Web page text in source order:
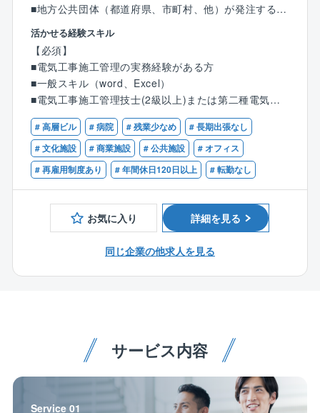
■地方公共団体（都道府県、市町村、他）が発注する建
設工事（電気設備工事、電気通信設備工事）の施工管
理をご担当いただきます。
※施工管理ポジションの求人であり、現場施工/作業は
伴いません。
■主要機器は大手電機メーカー製を採用し、据付/配線
工事に関する現場施工管理を担当して頂きます。
■現場業務内容は工程管理や品質管理のほか工事書類の
作成があります。
※規模によっては出張が発生いたしますが、宿泊費は企
業負担となるほか、土日は自宅に戻ることができる移
動費も個人負担はございません。
■エリア：主に大分県内
ポンプ場等)や河川関連施設(ダム、排水機場等)、建築
する備えなど、非常用電源に対する意識は益々高まっ
後、非常用発電設備の工事案件が増える見通しです。
そのような状況下において、ガスタービン発電設備の
活かせる経験スキル
【必須】
■電気工事施工管理の実務経験がある方
■一般スキル（word、Excel）
■電気工事施工管理技士(2級以上)または第二種電気工
事士いずれかお持ちの方
■普通自動車免許
【歓迎】
■管工事施工管理技士（1級/2級）
ギー管理士、危険物取扱い、簿記
■建築工事に精通しており、工事設計（搬入据付、配
管、電気、ダクト）が可能な方
# 高層ビル # 病院 # 残業少なめ
# 長期出張なし
# 文化施設
# 商業施設 # 公共施設
# オフィス
# 再雇用制度あり
# 年間休日120日以上 # 転勤なし
お気に入り 詳細を見る
同じ企業の他求人を見る
サービス内容
Service 01